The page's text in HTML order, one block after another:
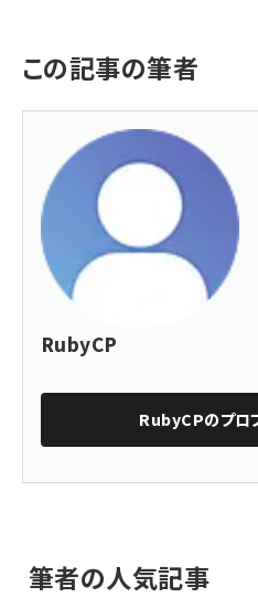
この記事の筆者
RubyCP
RubyCPのプロ
筆者の人気記事